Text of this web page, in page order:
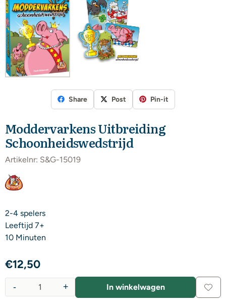
Share Post Pin-it
Moddervarkens Uitbreiding
Schoonheidswedstrijd
Artikelnr: S&G-15019
2-4 spelers
Leeftijd 7+
10 Minuten
€12,50
+
- In winkelwagen